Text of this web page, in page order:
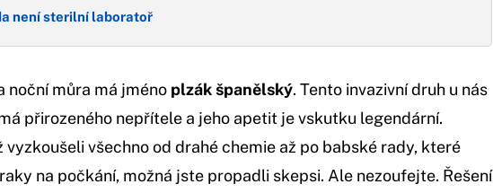
není sterilní laboratoř
noční můra má jméno plzák španělský. Tento invazivní druh u nás
přirozeného nepřítele a jeho apetit je vskutku legendární.
vyzkoušeli všechno od drahé chemie až po babské rady, které
na počkání, možná jste propadli skepsi. Ale nezoufejte. Řešení